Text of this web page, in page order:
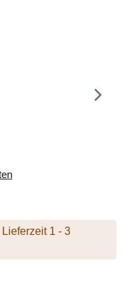
1 - 3